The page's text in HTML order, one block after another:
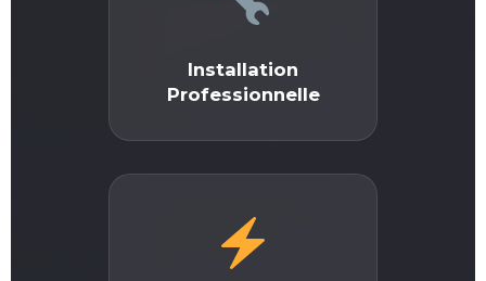
Installation
Professionnelle